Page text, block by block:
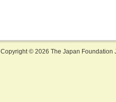
Copyright © 2026 The Japan Foundation